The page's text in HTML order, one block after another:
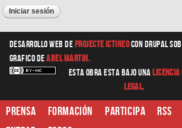
Desarrollo web de Projecte Ictineocon Drupal
graficodeAbel Martin.
Esta obra esta bajo una Licencia
Legal.
Prensa Formación Participa RSS